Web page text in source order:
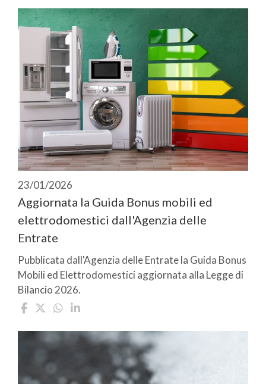
23/01/2026
Aggiornata la Guida Bonus mobili ed
elettrodomestici dall'Agenzia delle
Entrate
Pubblicata dall'Agenzia delle Entrate la Guida Bonus
Mobili ed Elettrodomestici aggiornata alla Legge di
Bilancio 2026.